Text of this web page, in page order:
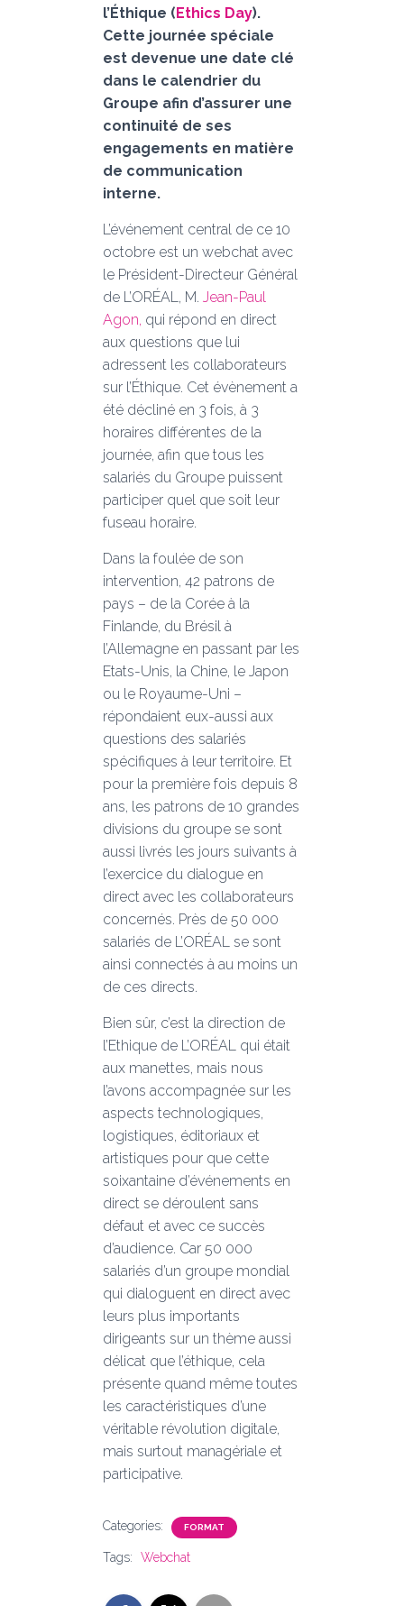
l’Éthique (Ethics Day).
Cette journée spéciale
est devenue une date clé
dans le calendrier du
Groupe afin d’assurer une
continuité de ses
engagements en matière
de communication
interne.
L’événement central de ce 10
octobre est un webchat avec
le Président-Directeur Général
de L’ORÉAL, M. Jean-Paul
Agon, qui répond en direct
aux questions que lui
adressent les collaborateurs
sur l’Éthique. Cet évènement a
été décliné en 3 fois, à 3
horaires différentes de la
journée, afin que tous les
salariés du Groupe puissent
participer quel que soit leur
fuseau horaire.
Dans la foulée de son
intervention, 42 patrons de
pays – de la Corée à la
Finlande, du Brésil à
l’Allemagne en passant par les
Etats-Unis, la Chine, le Japon
ou le Royaume-Uni –
répondaient eux-aussi aux
questions des salariés
spécifiques à leur territoire. Et
pour la première fois depuis 8
ans, les patrons de 10 grandes
divisions du groupe se sont
aussi livrés les jours suivants à
l’exercice du dialogue en
direct avec les collaborateurs
concernés. Près de 50 000
salariés de L’ORÉAL se sont
ainsi connectés à au moins un
de ces directs.
Bien sûr, c’est la direction de
l’Ethique de L’ORÉAL qui était
aux manettes, mais nous
l’avons accompagnée sur les
aspects technologiques,
logistiques, éditoriaux et
artistiques pour que cette
soixantaine d’événements en
direct se déroulent sans
défaut et avec ce succès
d’audience. Car 50 000
salariés d’un groupe mondial
qui dialoguent en direct avec
leurs plus importants
dirigeants sur un thème aussi
délicat que l’éthique, cela
présente quand même toutes
les caractéristiques d’une
véritable révolution digitale,
mais surtout managériale et
participative.
Categories: FORMAT
Tags: Webchat